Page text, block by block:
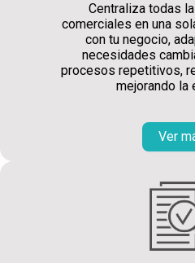
Centraliza todas
comerciales en una
con tu negocio,
necesidades
procesos repetitivos,
mejorando la
Ver